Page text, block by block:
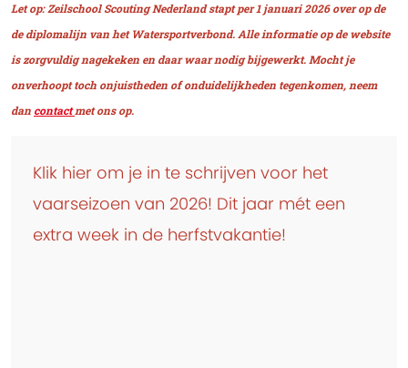
Let op: Zeilschool Scouting Nederland stapt per 1 januari 2026 over op de
de diplomalijn van het Watersportverbond. Alle informatie op de website
is zorgvuldig nagekeken en daar waar nodig bijgewerkt. Mocht je
onverhoopt toch onjuistheden of onduidelijkheden tegenkomen, neem
dan contactmet ons op.
Klik hier om je in te schrijven voor het
vaarseizoen van 2026! Dit jaar mét een
extra week in de herfstvakantie!